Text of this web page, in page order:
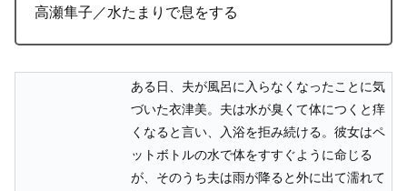
高瀬隼子／水たまりで息をする
ある日、夫が風呂に入らなくなったことに気
づいた衣津美。夫は水が臭くて体につくと痒
くなると言い、入浴を拒み続ける。彼女はペ
ットボトルの水で体をすすぐように命じる
が、そのうち夫は雨が降ると外に出て濡れて